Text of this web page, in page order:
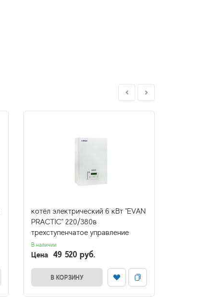
котёл электрический 6 кВт "EVAN
PRACTIC" 220/380в
трехступенчатое управление
В наличии
Цена 49 520 руб.
В КОРЗИНУ